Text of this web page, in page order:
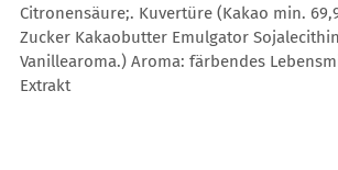
Citronensäure;. Kuvertüre (Kakao min.
Zucker Kakaobutter Emulgator
Vanillearoma.) Aroma: färbendes
Extrakt